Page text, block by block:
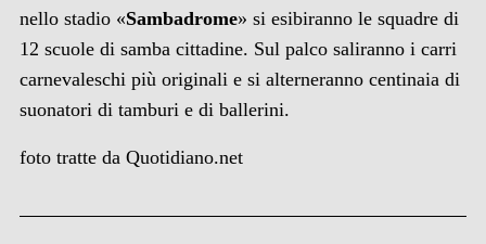
nello stadio «Sambadrome» si esibiranno le squadre di
12 scuole di samba cittadine. Sul palco saliranno i carri
carnevaleschi più originali e si alterneranno centinaia di
suonatori di tamburi e di ballerini.
foto tratte da Quotidiano.net